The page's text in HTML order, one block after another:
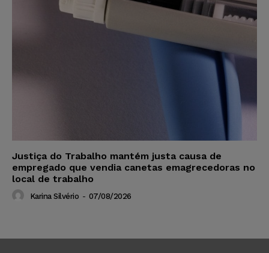
Justiça do Trabalho mantém justa causa de
empregado que vendia canetas emagrecedoras no
local de trabalho
Karina Silvério - 07/08/2026